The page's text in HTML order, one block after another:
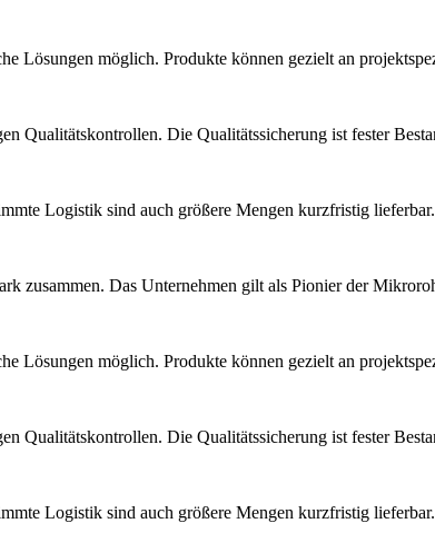
Lösungen möglich. Produkte können gezielt an
Qualitätskontrollen. Die Qualitätssicherung ist fester
Logistik sind auch größere Mengen kurzfristig
zusammen. Das Unternehmen gilt als Pionier der
Lösungen möglich. Produkte können gezielt an
Qualitätskontrollen. Die Qualitätssicherung ist fester
Logistik sind auch größere Mengen kurzfristig